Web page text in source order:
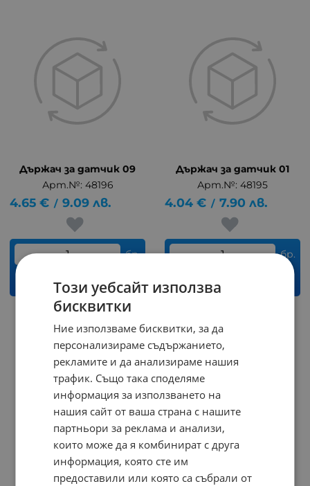
Държач за датчик 09
Арт.№: 48196
4.65 € / 9.09 лв.
бр.
КУПИ
Държач за датчик 01
Арт.№: 48195
4.04 € / 7.90 лв.
бр.
КУПИ
На страница по:
Този уебсайт използва
бисквитки
Ние използваме бисквитки, за да
персонализираме съдържанието,
рекламите и да анализираме нашия
трафик. Също така споделяме
информация за използването на
нашия сайт от ваша страна с нашите
партньори за реклама и анализи,
които може да я комбинират с друга
информация, която сте им
предоставили или която са събрали от